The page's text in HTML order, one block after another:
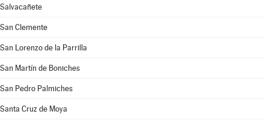
Salvacañete
San Clemente
San Lorenzo de la Parrilla
San Martín de Boniches
San Pedro Palmiches
Santa Cruz de Moya